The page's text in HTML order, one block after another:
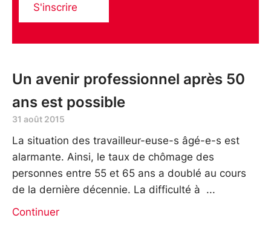
S'inscrire
Un avenir professionnel après 50
ans est possible
31 août 2015
La situation des travailleur-euse-s âgé-e-s est
alarmante. Ainsi, le taux de chômage des
personnes entre 55 et 65 ans a doublé au cours
de la dernière décennie. La difficulté à
Continuer